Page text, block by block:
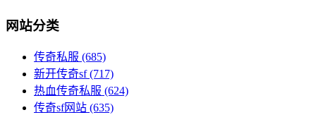
网站分类
传奇私服 (685)
新开传奇sf(717)
热血传奇私服 (624)
传奇sf网站 (635)